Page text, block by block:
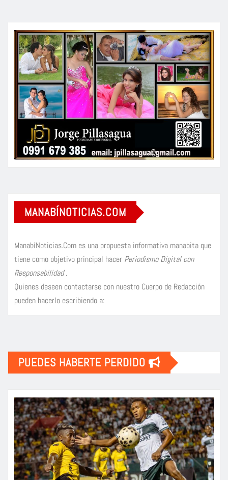
MANABÍNOTICIAS.COM
ManabíNoticias.Com es una propuesta informativa manabita que
tiene como objetivo principal hacer Periodismo Digital con
Responsabilidad.
Quienes deseen contactarse con nuestro Cuerpo de Redacción
pueden hacerlo escribiendo a:
PUEDES HABERTE PERDIDO